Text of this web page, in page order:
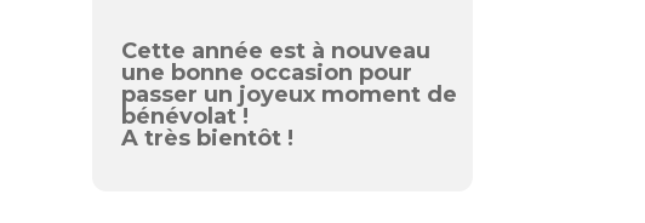
Cette année est à nouveau
une bonne occasion pour
passer un joyeux moment de
bénévolat !
A très bientôt !